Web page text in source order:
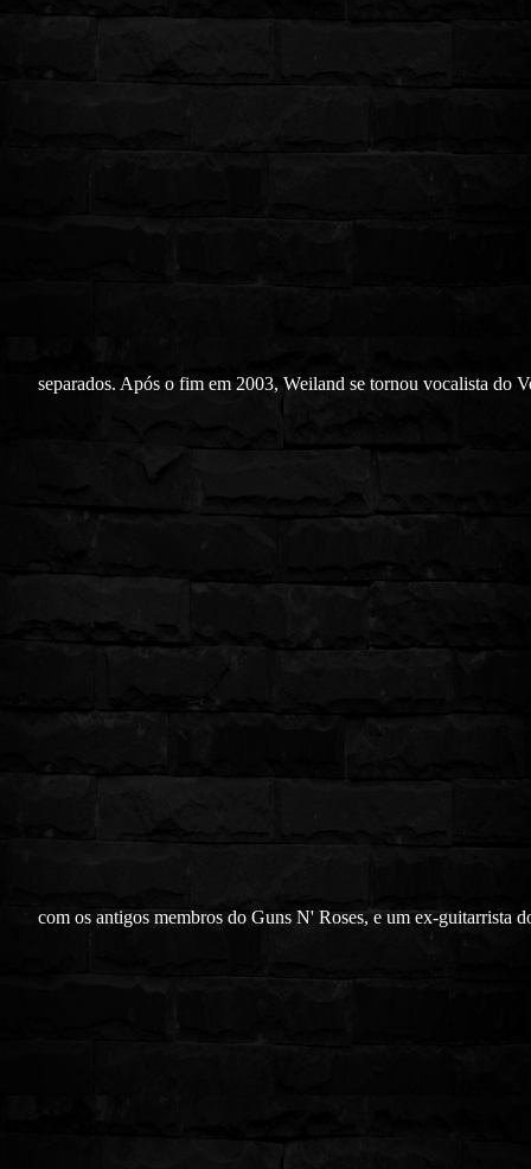
separados. Após o fim em 2003, Weiland se tornou vocalista do
com os antigos membros do Guns N' Roses, e um ex-guitarrista